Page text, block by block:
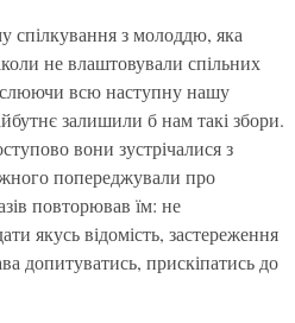
спілкування з молоддю, яка
не влаштовували спільних
всю наступну нашу
залишили б нам такі збори.
вони зустрічалися з
попереджували про
повторював їм: не
якусь відомість, застереження
допитуватись, прискіпатись до